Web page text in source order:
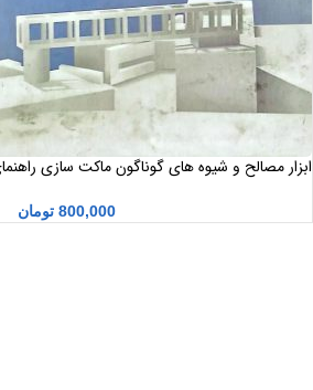
ابزار مصالح و شیوه های گوناگون ماکت سازی
800,000 تومان